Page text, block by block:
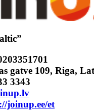
gatve 109, Riga,
3343
joinup.ee/et